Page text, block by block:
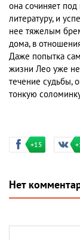
она сочиняет
литературу, и
нее тяжелым
дома, в
Даже попытка
жизни Лео уже
течение судьбы,
тонкую
+15
Нет